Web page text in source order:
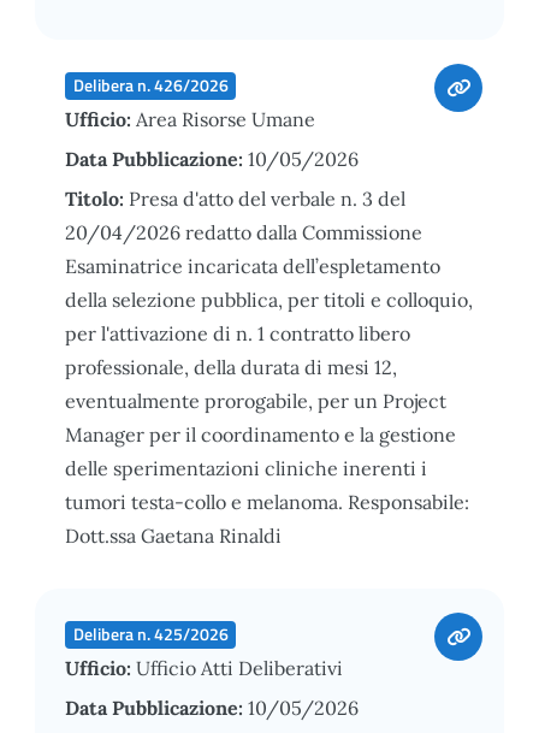
Delibera n. 426/2026
Ufficio: Area Risorse Umane
Data Pubblicazione: 10/05/2026
Titolo: Presa d'atto del verbale n. 3 del
20/04/2026 redatto dalla Commissione
Esaminatrice incaricata dell’espletamento
della selezione pubblica, per titoli e colloquio,
per l'attivazione di n. 1 contratto libero
professionale, della durata di mesi 12,
eventualmente prorogabile, per un Project
Manager per il coordinamento e la gestione
delle sperimentazioni cliniche inerenti i
tumori testa-collo e melanoma. Responsabile:
Dott.ssa Gaetana Rinaldi
Delibera n. 425/2026
Ufficio: Ufficio Atti Deliberativi
Data Pubblicazione: 10/05/2026